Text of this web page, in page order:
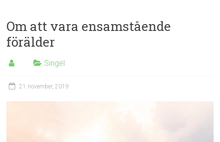
Om att vara ensamstående
förälder
Singel
21 november, 2019